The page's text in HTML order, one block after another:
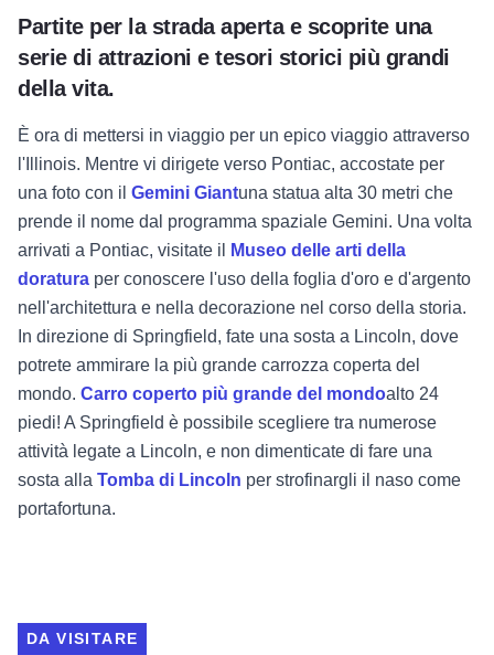
Partite per la strada aperta e scoprite una
serie di attrazioni e tesori storici più grandi
della vita.
È ora di mettersi in viaggio per un epico viaggio attraverso
l'Illinois. Mentre vi dirigete verso Pontiac, accostate per
una foto con il Gemini Giantuna statua alta 30 metri che
prende il nome dal programma spaziale Gemini. Una volta
arrivati a Pontiac, visitate il
Museo delle arti della
doratura per conoscere l'uso della foglia d'oro e d'argento
nell'architettura e nella decorazione nel corso della storia.
In direzione di Springfield, fate una sosta a Lincoln, dove
potrete ammirare la più grande carrozza coperta del
mondo. Carro coperto più grande del mondoalto 24
piedi! A Springfield è possibile scegliere tra numerose
attività legate a Lincoln, e non dimenticate di fare una
sosta alla Tomba di Lincoln per strofinargli il naso come
portafortuna.
DA VISITARE